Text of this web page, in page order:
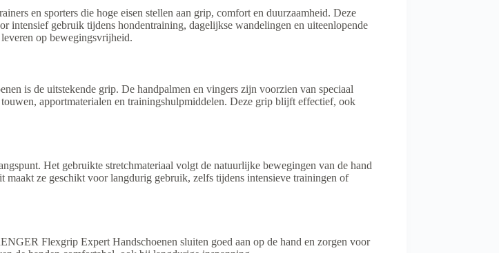
en sporters die hoge eisen stellen aan grip, comfort en duurzaamheid. Deze
intensief gebruik tijdens hondentraining, dagelijkse wandelingen en uiteenlopende
op bewegingsvrijheid.
is de uitstekende grip. De handpalmen en vingers zijn voorzien van speciaal
apportmaterialen en trainingshulpmiddelen. Deze grip blijft effectief, ook
Het gebruikte stretchmateriaal volgt de natuurlijke bewegingen van de hand
ze geschikt voor langdurig gebruik, zelfs tijdens intensieve trainingen of
Flexgrip Expert Handschoenen sluiten goed aan op de hand en zorgen voor